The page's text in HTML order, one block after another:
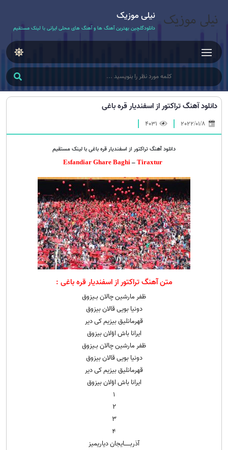
نیلی موزیک
دانلودگلچین بهترین آهنگ ها و آهنگ های محلی ایرانی با لینک مستقیم
دانلود آهنگ تراکتور از اسفندیار قره باغی
4031
دانلود آهنگ تراکتور از اسفندیار قره باغی با لینک مستقیم
Esfandiar Ghare Baghi–Tiraxtur
متن آهنگ تراکتور از اسفندیار قره باغی :
ظفر مارشین چالان بـیزوق
دونیا بویی قالان بیزوق
قهرمانلیق بیزیم کی دیر
ایرانا باش اؤلان بیزوق
ظفر مارشین چالان بـیزوق
دونیا بویی قالان بیزوق
قهرمانلیق بیزیم کی دیر
ایرانا باش اؤلان بیزوق
۱
۲
۳
۴
آذربــــایجان دیاریمیز